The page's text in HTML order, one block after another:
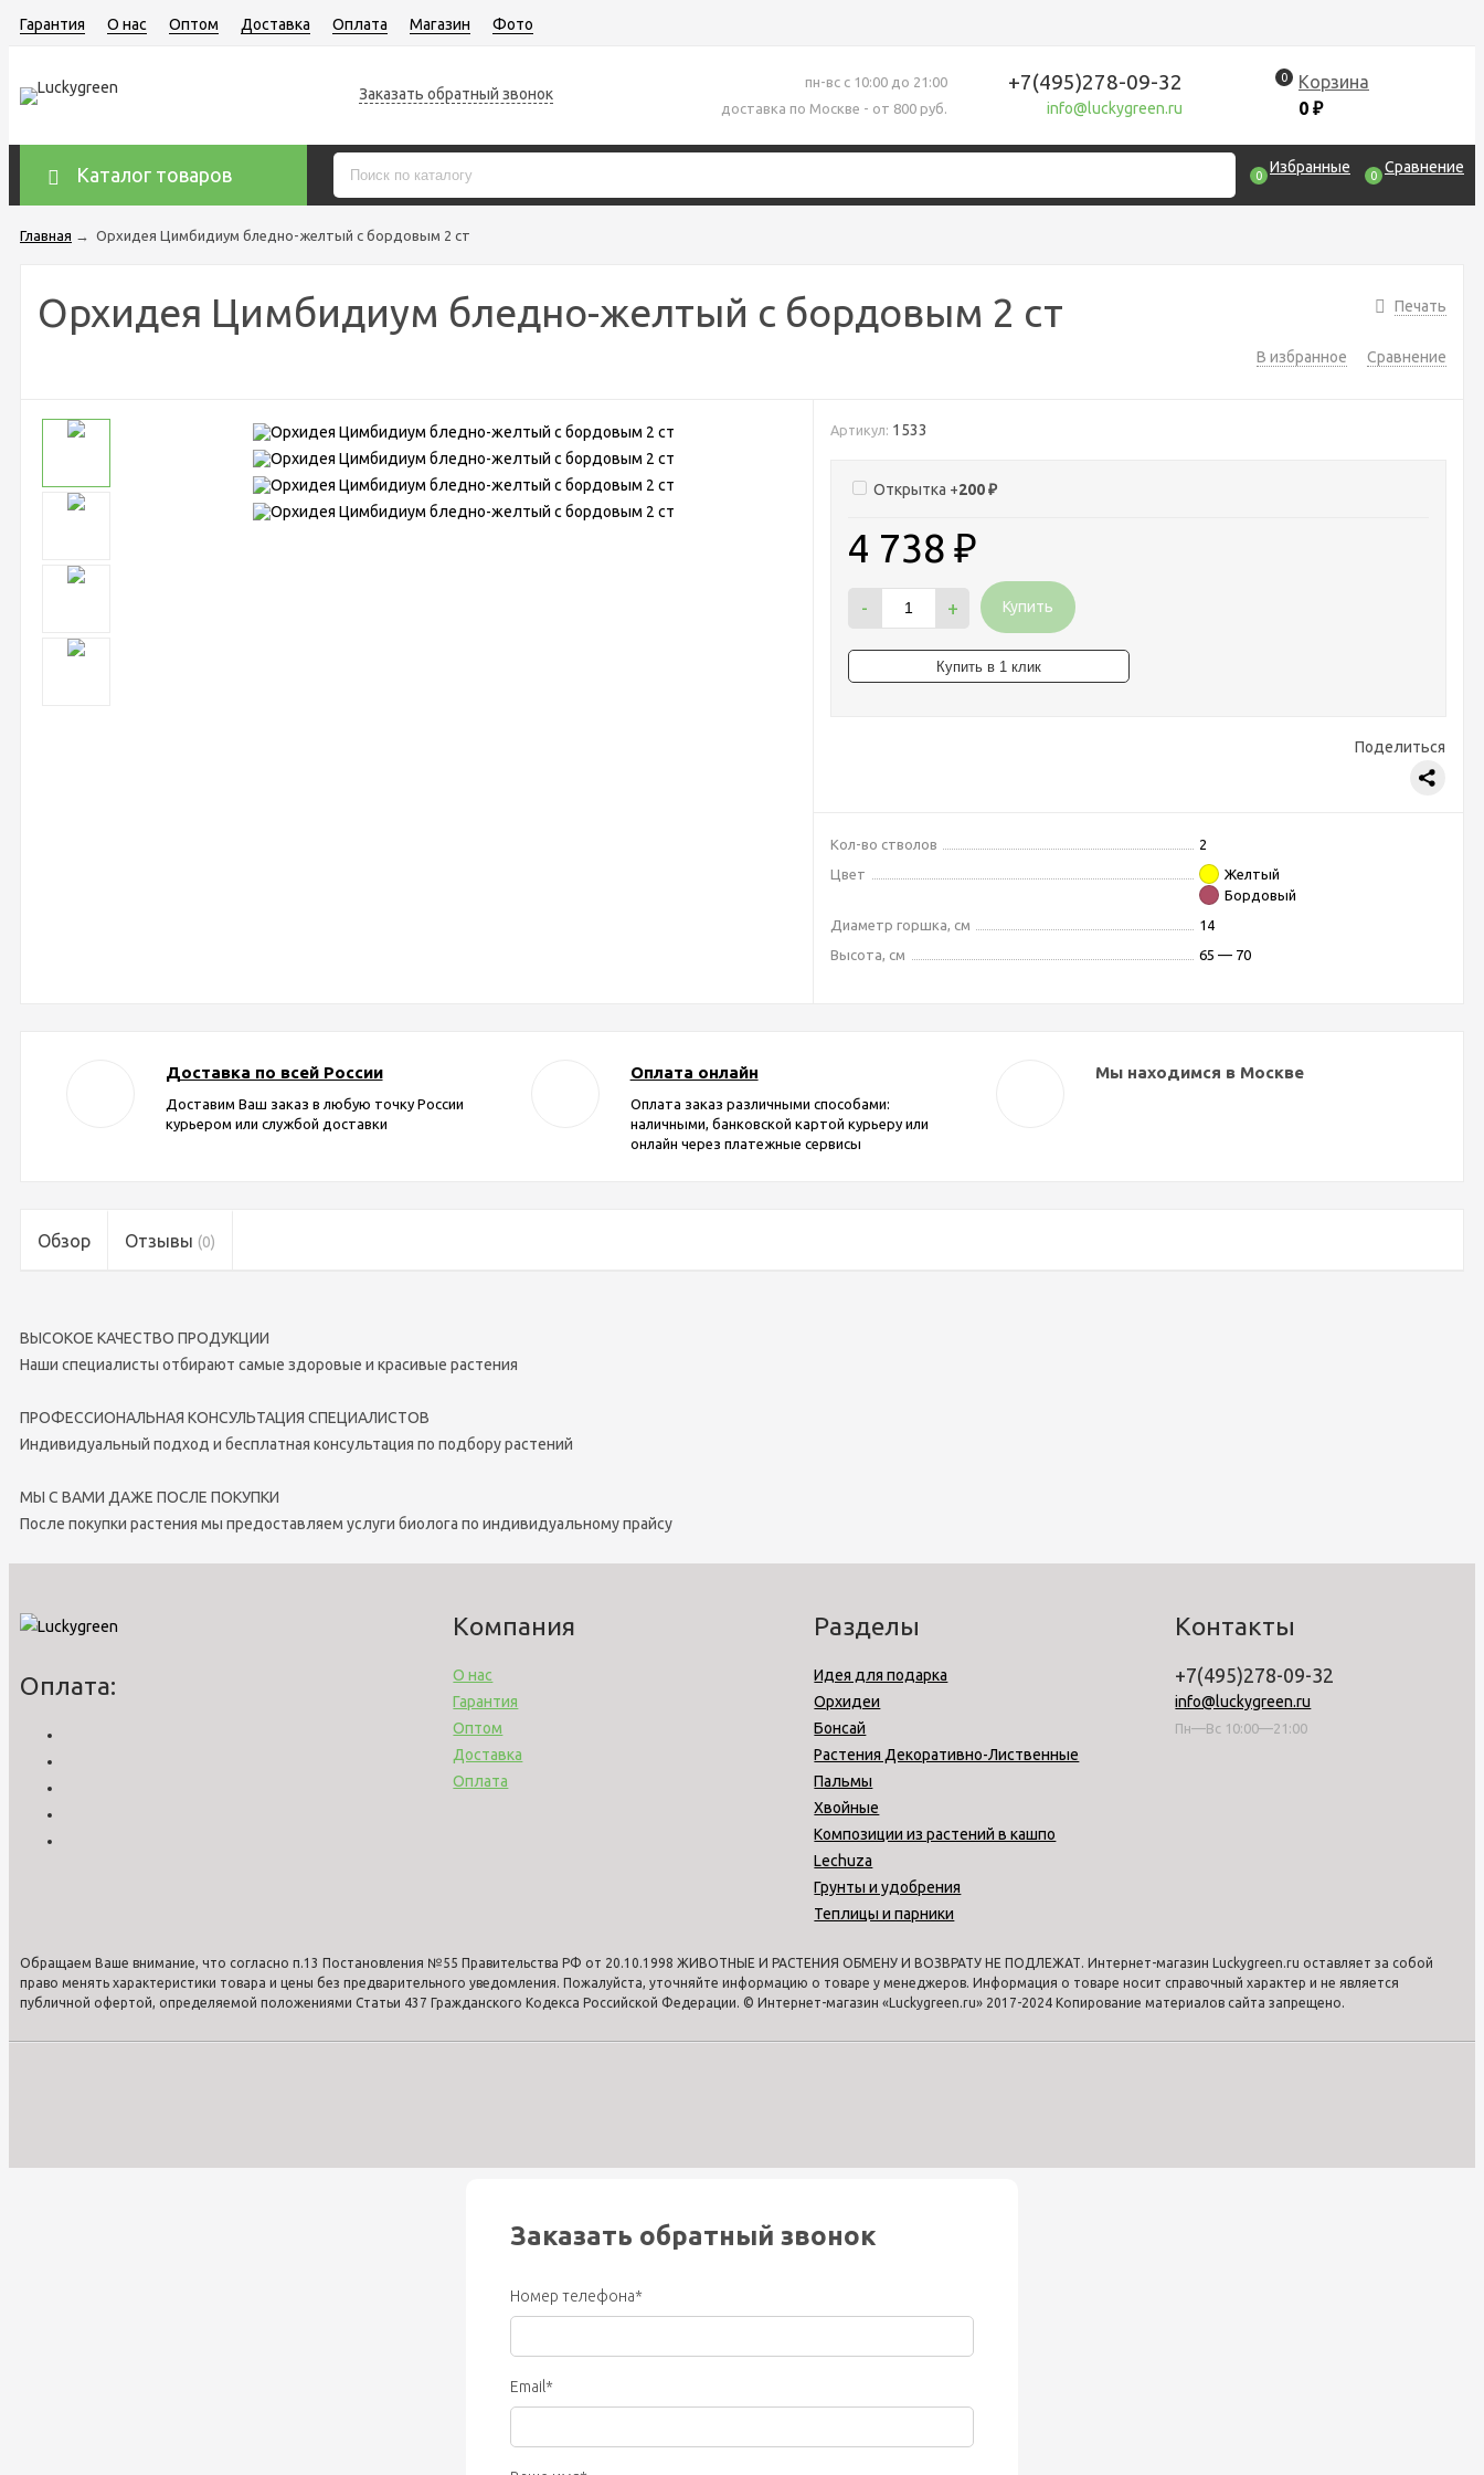
Гарантия О нас Оптом Доставка Оплата Магазин Фото
Заказать обратный звонок
пн-вс с 10:00 до 21:00
доставка по Москве - от 800 руб.
+7(495)278-09-32
info@luckygreen.ru
0
Корзина
0 ₽
Каталог товаров 0 Избранные 0 Сравнение
Главная → Орхидея Цимбидиум бледно-желтый с бордовым 2 ст
Печать
Орхидея Цимбидиум бледно-желтый с бордовым 2 ст
В избранное Сравнение
Артикул: 1533
Открытка +200₽
4 738₽
- + Купить
Поделиться
Кол-во стволов
2
Цвет
Желтый
Бордовый
Диаметр горшка, см
14
Высота, см
65 — 70
Доставка по всей России
Доставим Ваш заказ в любую точку России
курьером или службой доставки
Оплата онлайн
Оплата заказ различными способами:
наличными, банковской картой курьеру или
онлайн через платежные сервисы
Мы находимся в Москве
Обзор Отзывы (0)
ВЫСОКОЕ КАЧЕСТВО ПРОДУКЦИИ
Наши специалисты отбирают самые здоровые и красивые растения
ПРОФЕССИОНАЛЬНАЯ КОНСУЛЬТАЦИЯ СПЕЦИАЛИСТОВ
Индивидуальный подход и бесплатная консультация по подбору растений
МЫ С ВАМИ ДАЖЕ ПОСЛЕ ПОКУПКИ
После покупки растения мы предоставляем услуги биолога по индивидуальному прайсу
Оплата:
Компания
О нас
Гарантия
Оптом
Доставка
Оплата
Разделы
Идея для подарка
Орхидеи
Бонсай
Растения Декоративно-Лиственные
Пальмы
Хвойные
Композиции из растений в кашпо
Lechuza
Грунты и удобрения
Теплицы и парники
Контакты
+7(495)278-09-32
info@luckygreen.ru
Пн—Вс 10:00—21:00
Обращаем Ваше внимание, что согласно п.13 Постановления №55 Правительства РФ от 20.10.1998 ЖИВОТНЫЕ И РАСТЕНИЯ ОБМЕНУ И ВОЗВРАТУ НЕ ПОДЛЕЖАТ. Интернет-магазин Luckygreen.ru оставляет за собой
право менять характеристики товара и цены без предварительного уведомления. Пожалуйста, уточняйте информацию о товаре у менеджеров. Информация о товаре носит справочный характер и не является
публичной офертой, определяемой положениями Статьи 437 Гражданского Кодекса Российской Федерации. © Интернет-магазин «Luckygreen.ru» 2017-2024 Копирование материалов сайта запрещено.
Заказать обратный звонок
Номер телефона*
Email*